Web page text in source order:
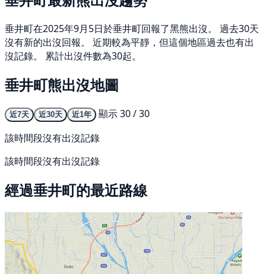
垂井町在2025年9月5日於垂井町回報了黑熊出沒。 過去30天
沒有新的出沒回報。 近期較為平靜，但這個地區過去也有出
沒記錄。 累計出沒件數為30起。
垂井町熊出沒地圖
近7天 近30天 近1年
顯示 30 / 30
該時間段沒有出沒記錄
該時間段沒有出沒記錄
經過垂井町的最近路線